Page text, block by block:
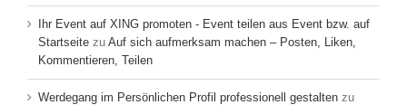
Ihr Event auf XING promoten - Event teilen aus Event bzw. auf
Startseite zu Auf sich aufmerksam machen – Posten, Liken,
Kommentieren, Teilen
Werdegang im Persönlichen Profil professionell gestalten zu